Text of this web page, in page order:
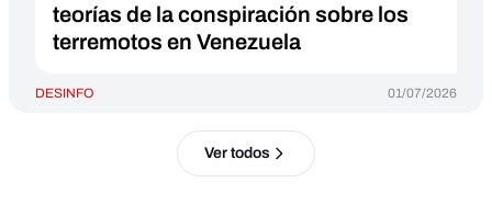
teorías de la conspiración sobre los
terremotos en Venezuela
DESINFO 01/07/2026
Ver todos